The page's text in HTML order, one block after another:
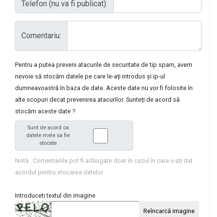
Telefon (nu va fi publicat):
Comentariu:
Pentru a putea preveni atacurile de securitate de tip spam, avem
nevoie să stocăm datele pe care le-ați introdus și ip-ul
dumneavoastră în baza de date. Aceste date nu vor fi folosite în
alte scopuri decat prevenirea atacurilor. Sunteți de acord să
stocăm aceste date ?
Sunt de acord ca
datele mele sa fie
stocate
Notă : Comentariile pot fi adăugate doar în cazul în care v-ați dat
acordul pentru stocarea datelor
Introduceti textul din imagine
Reîncarcă imagine